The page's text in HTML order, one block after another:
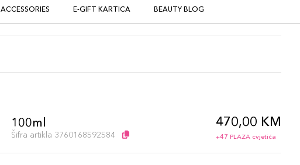
ACCESSORIES E-GIFT KARTICA BEAUTY BLOG
100ml
Šifra artikla 3760168592584
470,00 KM
+47 PLAZA cvjetića